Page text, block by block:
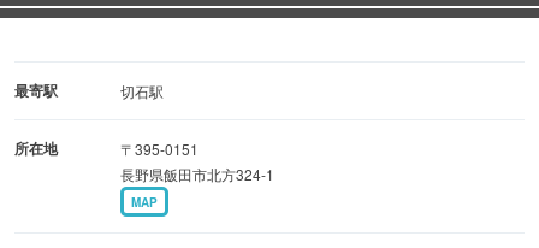
重・丼・お弁当・麺類・パーティセットまでサガミの味を
◆ご宴会コース
嵯峨味コース松・竹・梅・花 3,900円〜
最寄駅 切石駅
所在地
〒395-0151
長野県飯田市北方324-1
MAP